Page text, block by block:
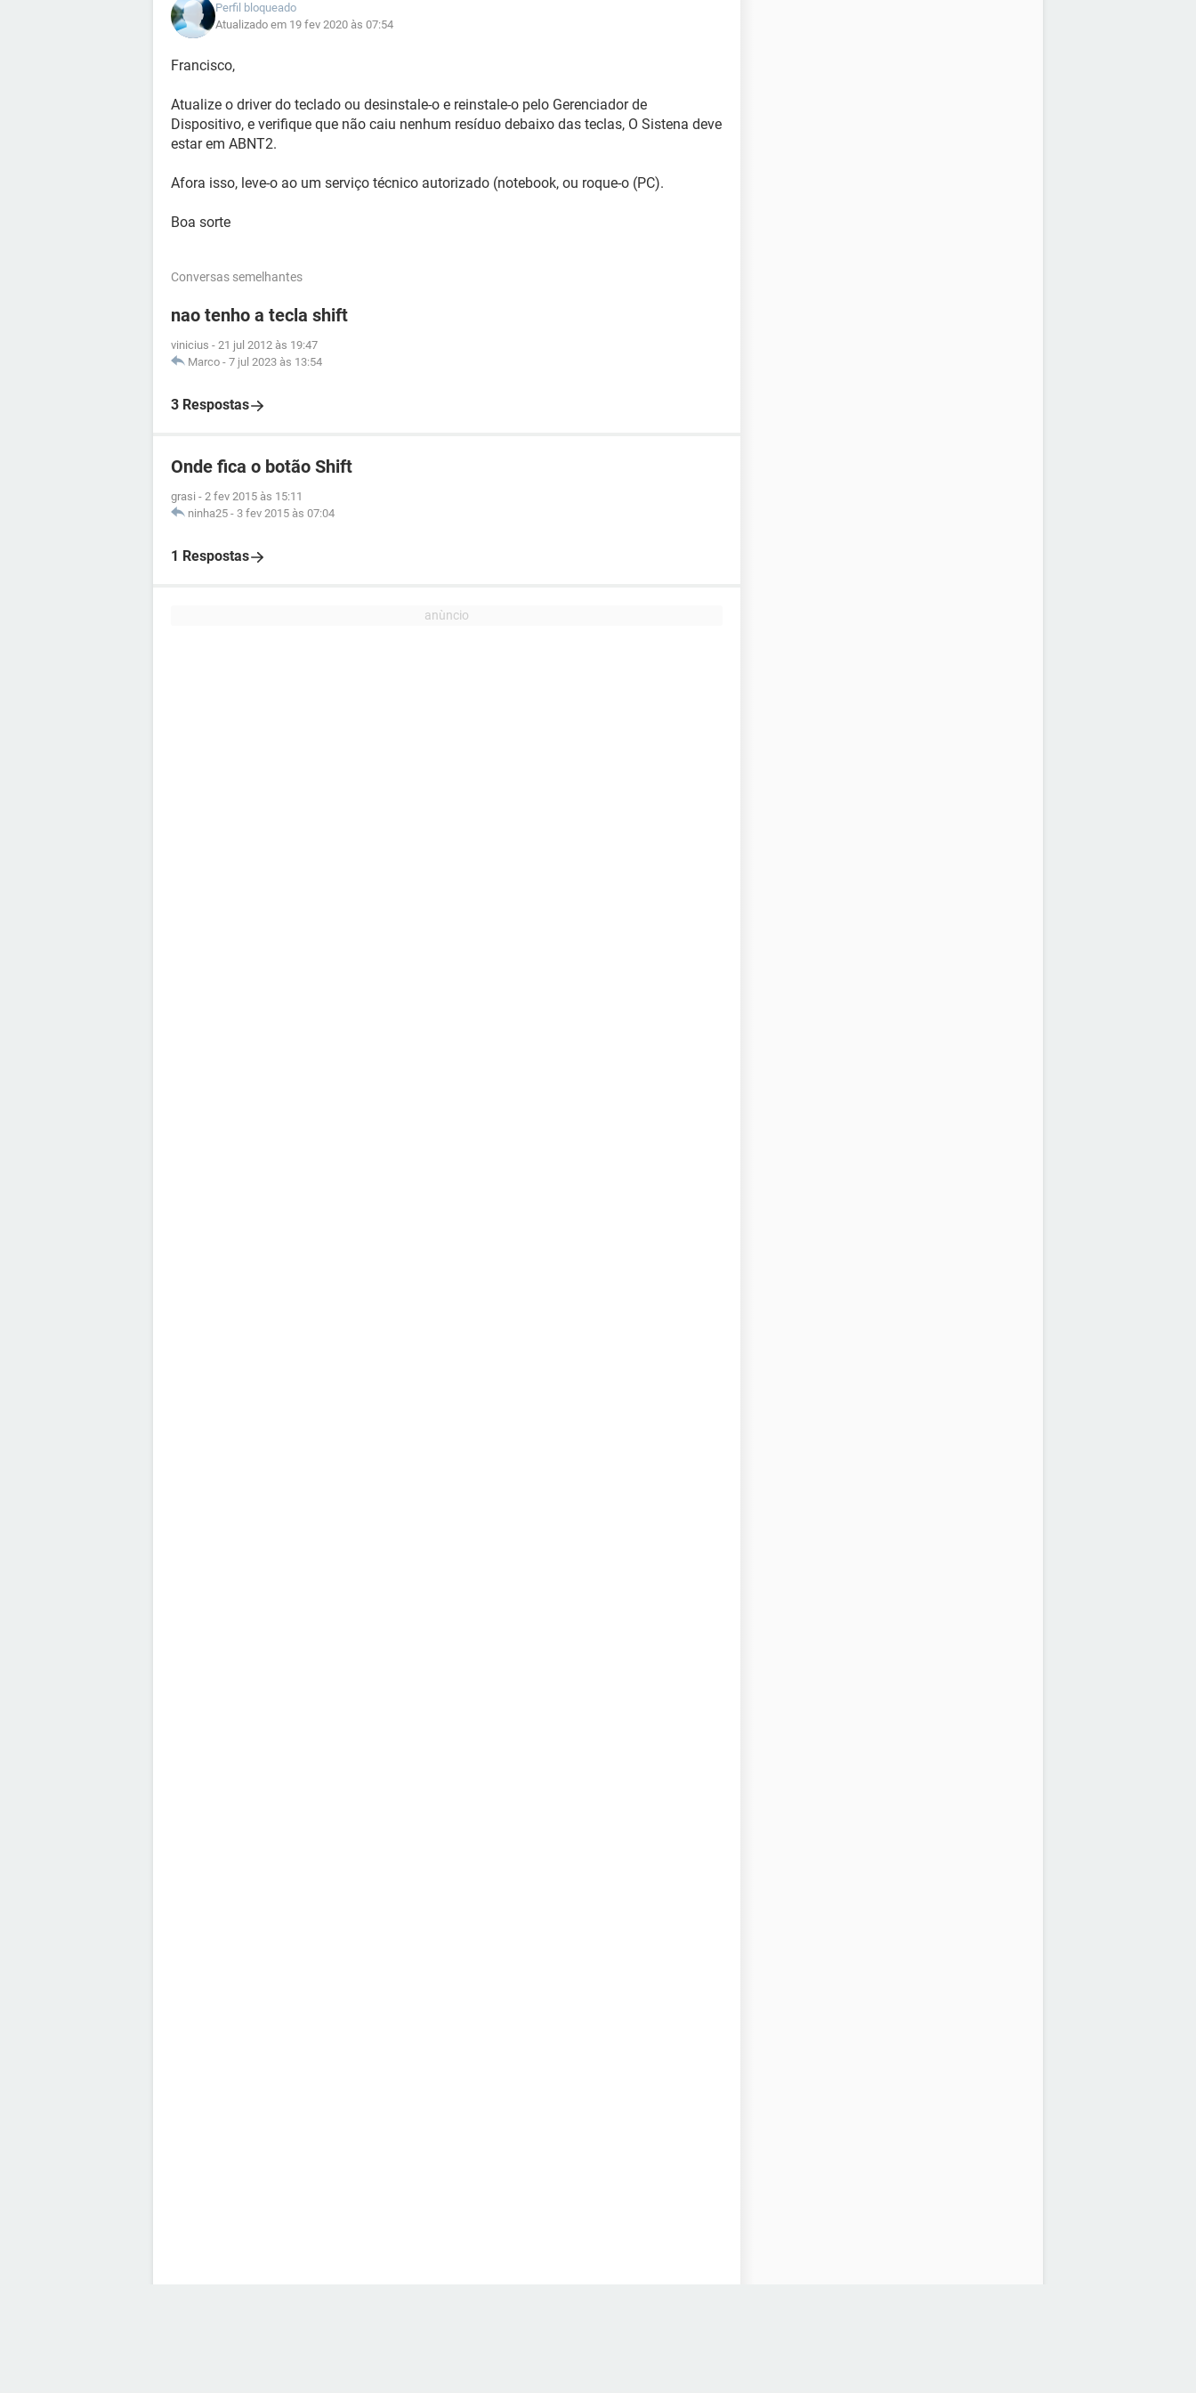
Perfil bloqueado
Atualizado em 19 fev 2020 às 07:54
Francisco,
Atualize o driver do teclado ou desinstale-o e reinstale-o pelo Gerenciador de
Dispositivo, e verifique que não caiu nenhum resíduo debaixo das teclas, O Sistena deve
estar em ABNT2.
Afora isso, leve-o ao um serviço técnico autorizado (notebook, ou roque-o (PC).
Boa sorte
Conversas semelhantes
nao tenho a tecla shift
vinicius - 21 jul 2012 às 19:47
Marco - 7 jul 2023 às 13:54
3 Respostas
Onde fica o botão Shift
grasi - 2 fev 2015 às 15:11
ninha25 - 3 fev 2015 às 07:04
1 Respostas